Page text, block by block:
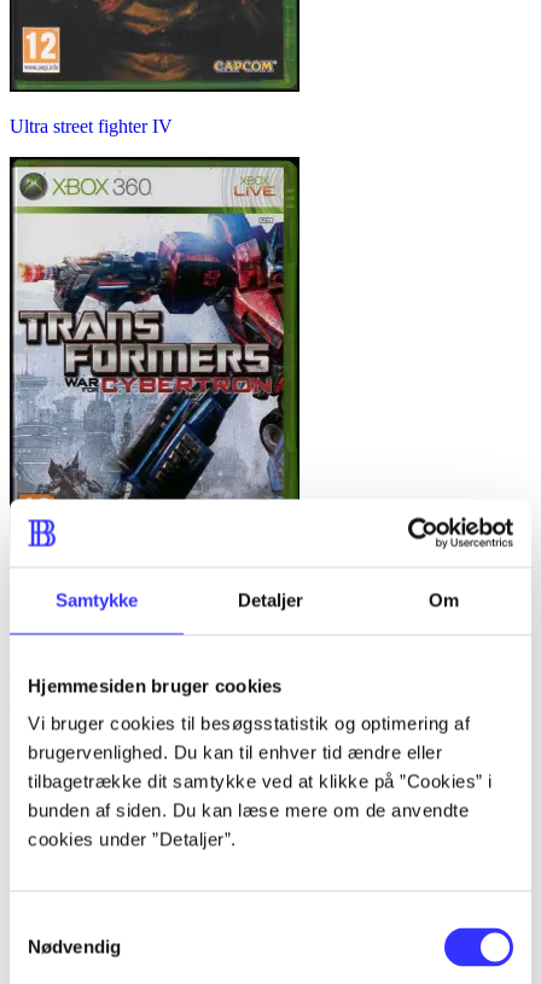
Samtykke Detaljer Om
Hjemmesiden bruger cookies
Vi bruger cookies til besøgsstatistik og optimering af
brugervenlighed. Du kan til enhver tid ændre eller
tilbagetrække dit samtykke ved at klikke på ”Cookies” i
bunden af siden. Du kan læse mere om de anvendte
cookies under ”Detaljer”.
Nødvendig
Ultra street fighter IV
Transformers - war for Cybertron
Bibliotekernes vurdering
d. 15. juli 2011
af
d. 15. juli 2011